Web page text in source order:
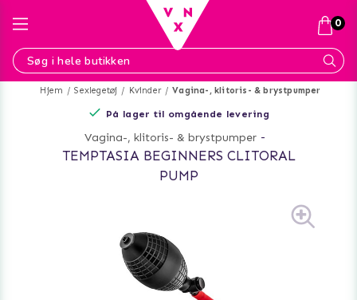
Hjem Sexlegetøj Kvinder Vagina-, klitoris- & brystpumper
På lager til omgående levering
Vagina-, klitoris- & brystpumper -
TEMPTASIA BEGINNERS CLITORAL
PUMP
0